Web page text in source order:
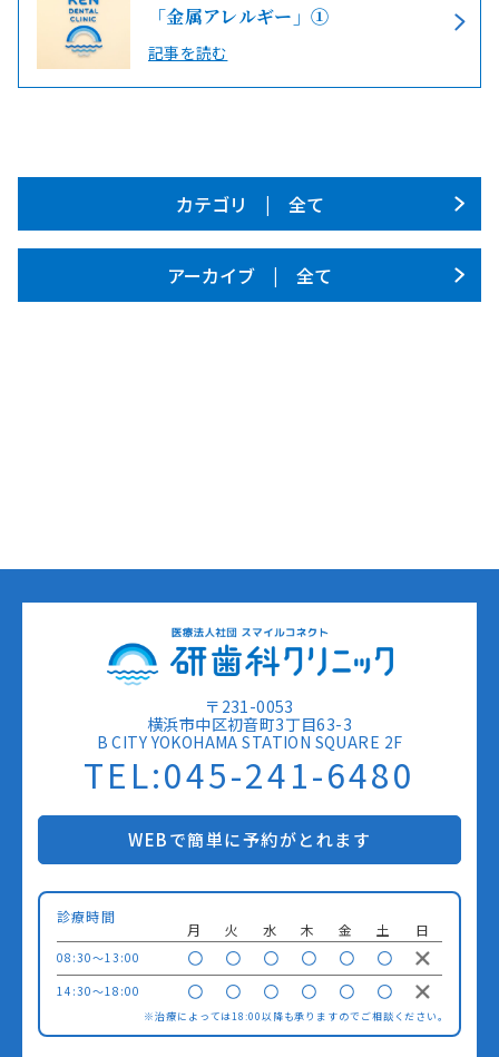
「金属アレルギー」①
記事を読む
カテゴリ | 全て
アーカイブ | 全て
〒231-0053
横浜市中区初音町3丁目63-3
B CITY YOKOHAMA STATION SQUARE 2F
TEL:045-241-6480
WEBで簡単に予約がとれます
診療時間
月 火 水 木 金 土 日
08:30〜13:00
14:30〜18:00
※治療によっては18:00以降も承りますのでご相談ください。